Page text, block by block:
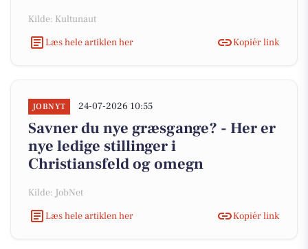
Kilde: Kultunaut
Læs hele artiklen her
Kopiér link
JOBNYT 24-07-2026 10:55
Savner du nye græsgange? - Her er
nye ledige stillinger i
Christiansfeld og omegn
Kilde: JobNet
Læs hele artiklen her
Kopiér link